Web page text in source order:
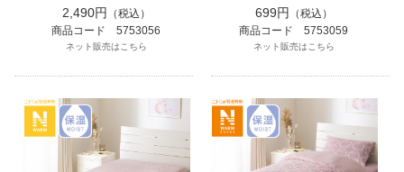
2,490円
（税込）
商品コード 5753056
ネット販売はこちら
699円
（税込）
商品コード 5753059
ネット販売はこちら